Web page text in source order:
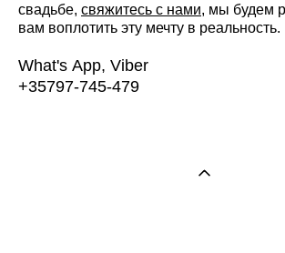
свадьбе, свяжитесь с нами, мы будем
вам воплотить эту мечту в реальность.
What's App, Viber
+35797-745-479